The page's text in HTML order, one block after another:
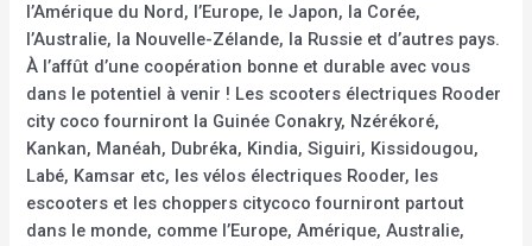
l’Amérique du Nord, l’Europe, le Japon, la Corée,
l’Australie, la Nouvelle-Zélande, la Russie et d’autres pays.
À l’affût d’une coopération bonne et durable avec vous
dans le potentiel à venir ! Les scooters électriques Rooder
city coco fourniront la Guinée Conakry, Nzérékoré,
Kankan, Manéah, Dubréka, Kindia, Siguiri, Kissidougou,
Labé, Kamsar etc, les vélos électriques Rooder, les
escooters et les choppers citycoco fourniront partout
dans le monde, comme l’Europe, Amérique, Australie,